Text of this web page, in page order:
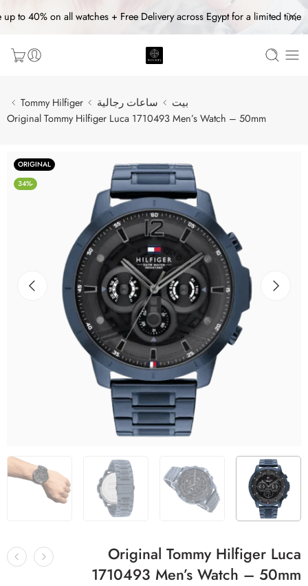
up to 40% on all watches + Free Delivery across Egypt for a limited time
بيت ساعات رجالية
Tommy Hilfiger
Original Tommy Hilfiger Luca 1710493 Men’s Watch – 50mm
ORIGINAL
-34%
Original Tommy Hilfiger Luca
1710493 Men’s Watch – 50mm